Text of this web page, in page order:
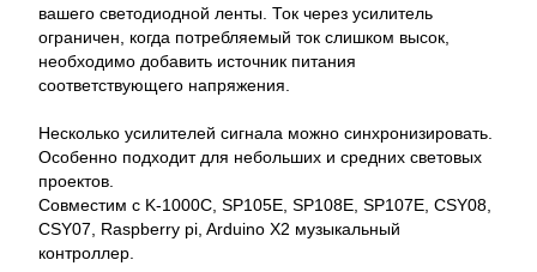
вашего светодиодной ленты. Ток через усилитель
ограничен, когда потребляемый ток слишком высок,
необходимо добавить источник питания
соответствующего напряжения.
Несколько усилителей сигнала можно синхронизировать.
Особенно подходит для небольших и средних световых
проектов.
Совместим с K-1000C, SP105E, SP108E, SP107E, CSY08,
CSY07, Raspberry pi, Arduino X2 музыкальный
контроллер.